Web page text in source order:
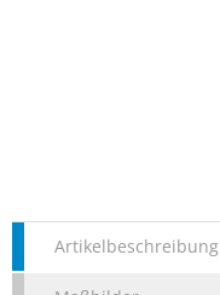
Artikelbeschreibung